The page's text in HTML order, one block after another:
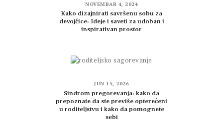
NOVEMBAR 4, 2024
Kako dizajnirati savršenu sobu za
devojčice: Ideje i saveti za udoban i
inspirativan prostor
JUN 15, 2026
Sindrom pregorevanja: kako da
prepoznate da ste previše opterećeni
u roditeljstvu i kako da pomognete
sebi